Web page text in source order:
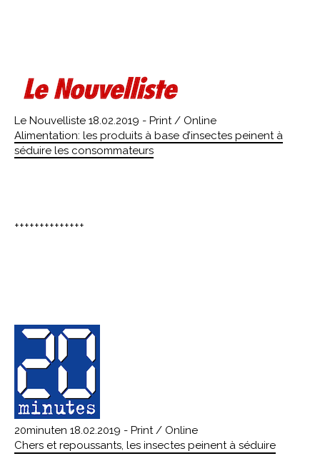
Le Nouvelliste 18.02.2019 - Print / Online
Alimentation: les produits à base d’insectes peinent à
séduire les consommateurs
++++++++++++++
20minuten 18.02.2019 - Print / Online
Chers et repoussants, les insectes peinent à séduire